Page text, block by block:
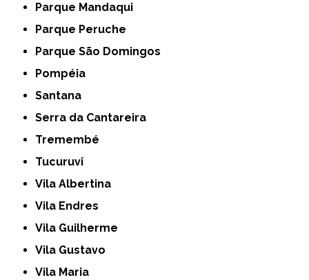
Parque Mandaqui
Parque Peruche
Parque São Domingos
Pompéia
Santana
Serra da Cantareira
Tremembé
Tucuruvi
Vila Albertina
Vila Endres
Vila Guilherme
Vila Gustavo
Vila Maria